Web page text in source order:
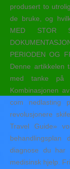
produsert to
de bruke, og
MED STOR
PERIODEN OG
Denne artikkelen
med tanke på
Kombinasjonen
com nedlasting
revolusjonere
Travel Guide»
diagnose du har
medisinsk hjelp.